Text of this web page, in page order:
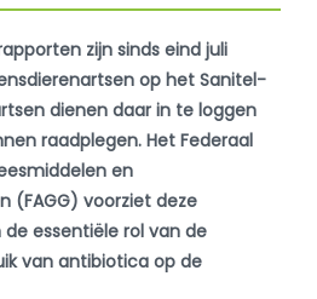
zijn sinds eind juli
op het Sanitel-
dienen daar in te loggen
raadplegen. Het Federaal
en
(FAGG) voorziet deze
essentiële rol van de
van antibiotica op de